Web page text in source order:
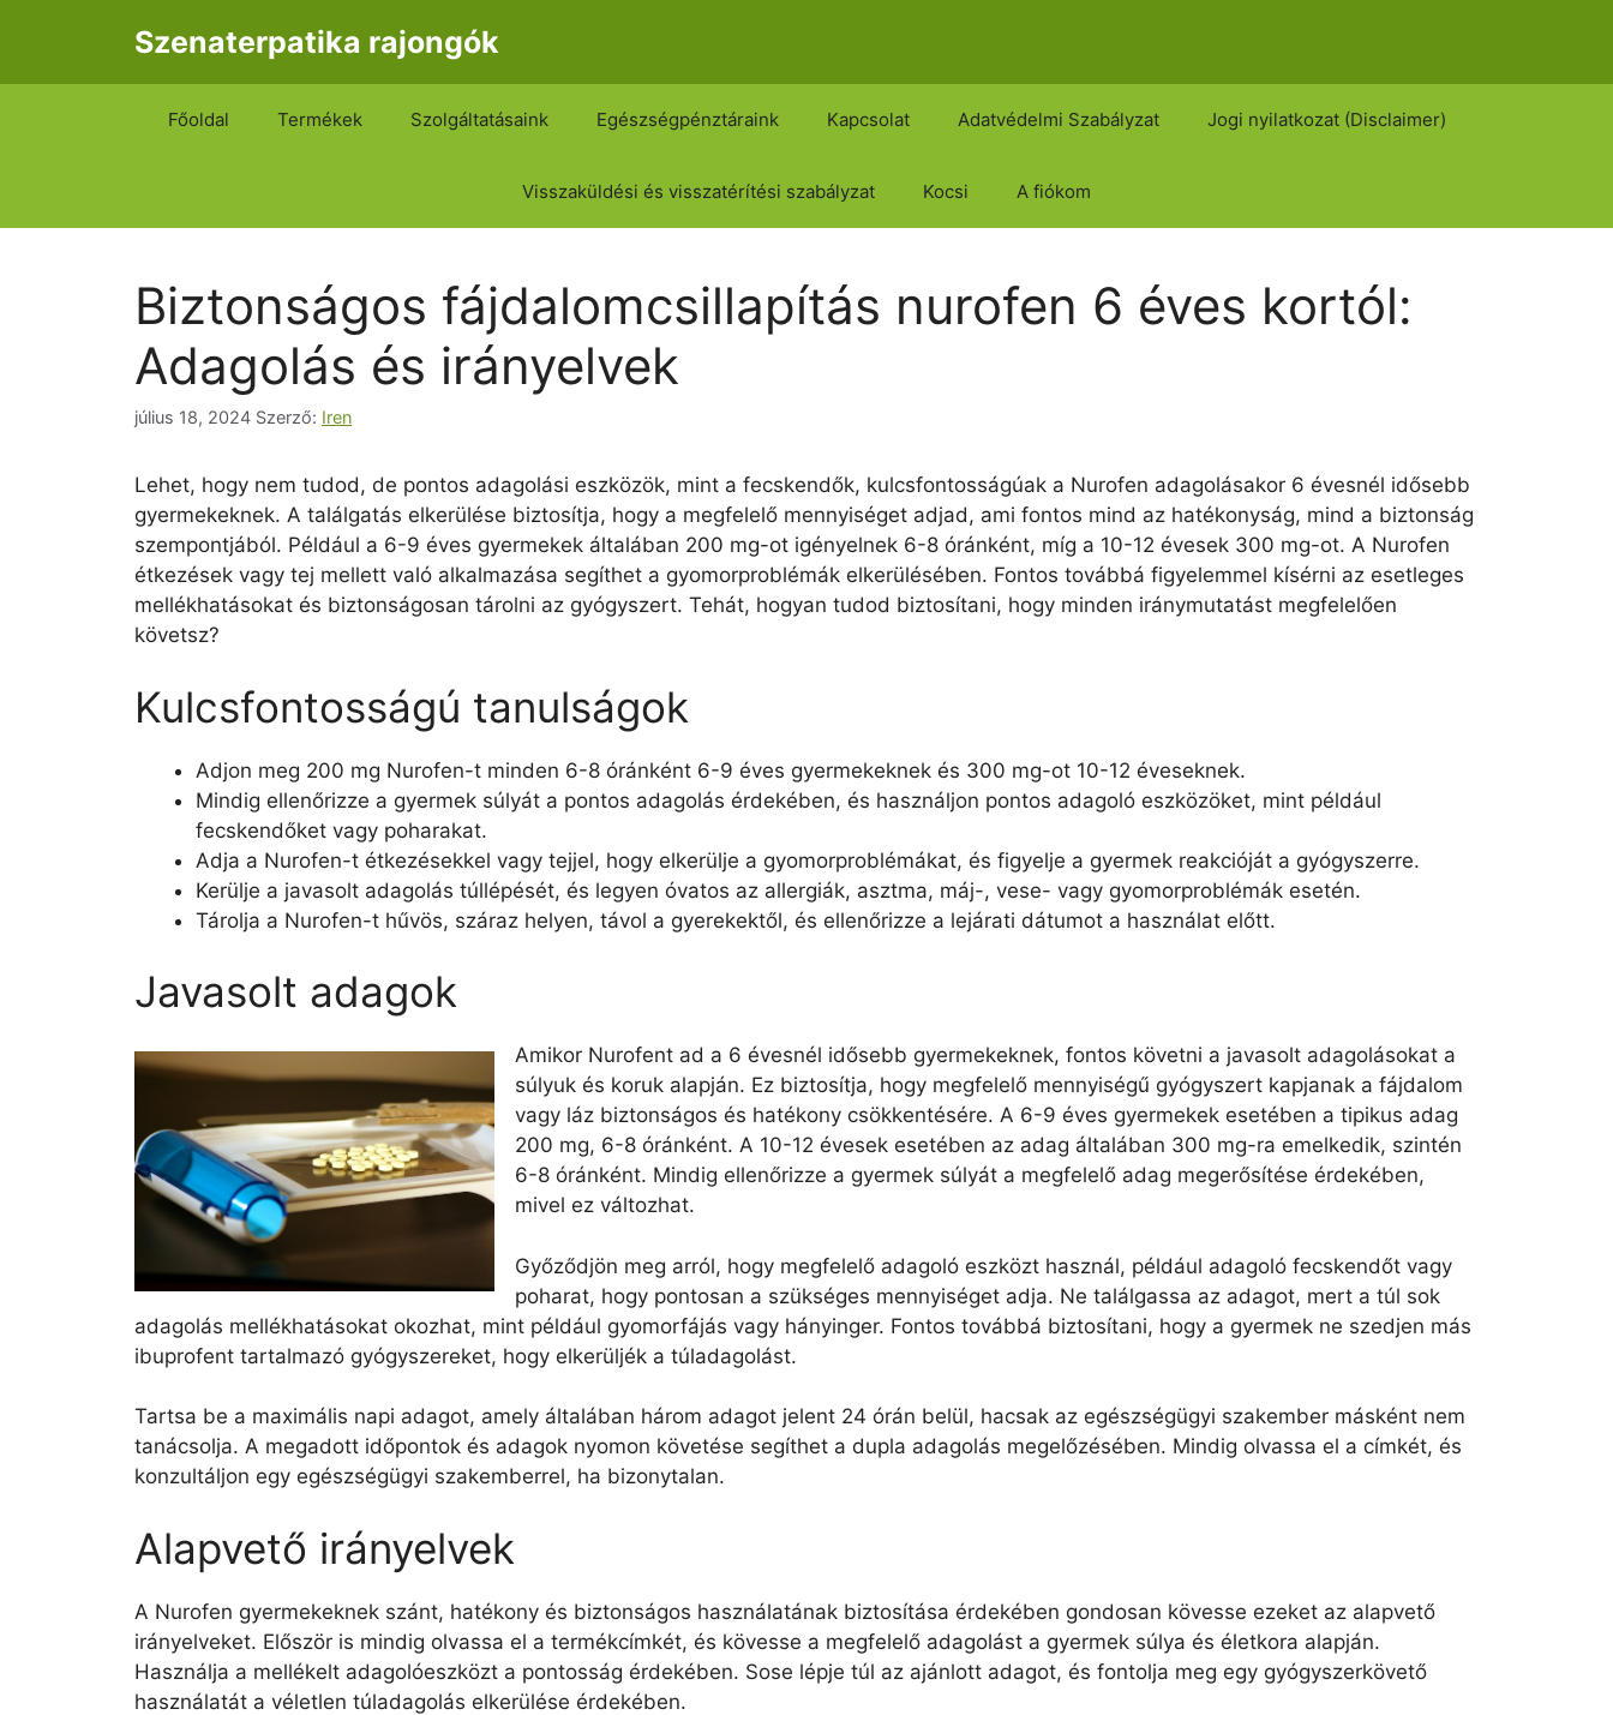
Szenaterpatika rajongók
Főoldal Termékek Szolgáltatásaink Egészségpénztáraink Kapcsolat Adatvédelmi Szabályzat Jogi nyilatkozat (Disclaimer)
Visszaküldési és visszatérítési szabályzat Kocsi A fiókom
Biztonságos fájdalomcsillapítás nurofen 6 éves kortól:
Adagolás és irányelvek
július 18, 2024 Szerző: Iren
Lehet, hogy nem tudod, de pontos adagolási eszközök, mint a fecskendők, kulcsfontosságúak a Nurofen adagolásakor 6 évesnél idősebb
gyermekeknek. A találgatás elkerülése biztosítja, hogy a megfelelő mennyiséget adjad, ami fontos mind az hatékonyság, mind a biztonság
szempontjából. Például a 6-9 éves gyermekek általában 200 mg-ot igényelnek 6-8 óránként, míg a 10-12 évesek 300 mg-ot. A Nurofen
étkezések vagy tej mellett való alkalmazása segíthet a gyomorproblémák elkerülésében. Fontos továbbá figyelemmel kísérni az esetleges
mellékhatásokat és biztonságosan tárolni az gyógyszert. Tehát, hogyan tudod biztosítani, hogy minden iránymutatást megfelelően
követsz?
Kulcsfontosságú tanulságok
Adjon meg 200 mg Nurofen-t minden 6-8 óránként 6-9 éves gyermekeknek és 300 mg-ot 10-12 éveseknek.
Mindig ellenőrizze a gyermek súlyát a pontos adagolás érdekében, és használjon pontos adagoló eszközöket, mint például
fecskendőket vagy poharakat.
Adja a Nurofen-t étkezésekkel vagy tejjel, hogy elkerülje a gyomorproblémákat, és figyelje a gyermek reakcióját a gyógyszerre.
Kerülje a javasolt adagolás túllépését, és legyen óvatos az allergiák, asztma, máj-, vese- vagy gyomorproblémák esetén.
Tárolja a Nurofen-t hűvös, száraz helyen, távol a gyerekektől, és ellenőrizze a lejárati dátumot a használat előtt.
Javasolt adagok
Amikor Nurofent ad a 6 évesnél idősebb gyermekeknek, fontos követni a javasolt adagolásokat a
súlyuk és koruk alapján. Ez biztosítja, hogy megfelelő mennyiségű gyógyszert kapjanak a fájdalom
vagy láz biztonságos és hatékony csökkentésére. A 6-9 éves gyermekek esetében a tipikus adag
200 mg, 6-8 óránként. A 10-12 évesek esetében az adag általában 300 mg-ra emelkedik, szintén
6-8 óránként. Mindig ellenőrizze a gyermek súlyát a megfelelő adag megerősítése érdekében,
mivel ez változhat.
Győződjön meg arról, hogy megfelelő adagoló eszközt használ, például adagoló fecskendőt vagy
poharat, hogy pontosan a szükséges mennyiséget adja. Ne találgassa az adagot, mert a túl sok
adagolás mellékhatásokat okozhat, mint például gyomorfájás vagy hányinger. Fontos továbbá biztosítani, hogy a gyermek ne szedjen más
ibuprofent tartalmazó gyógyszereket, hogy elkerüljék a túladagolást.
Tartsa be a maximális napi adagot, amely általában három adagot jelent 24 órán belül, hacsak az egészségügyi szakember másként nem
tanácsolja. A megadott időpontok és adagok nyomon követése segíthet a dupla adagolás megelőzésében. Mindig olvassa el a címkét, és
konzultáljon egy egészségügyi szakemberrel, ha bizonytalan.
Alapvető irányelvek
A Nurofen gyermekeknek szánt, hatékony és biztonságos használatának biztosítása érdekében gondosan kövesse ezeket az alapvető
irányelveket. Először is mindig olvassa el a termékcímkét, és kövesse a megfelelő adagolást a gyermek súlya és életkora alapján.
Használja a mellékelt adagolóeszközt a pontosság érdekében. Sose lépje túl az ajánlott adagot, és fontolja meg egy gyógyszerkövető
használatát a véletlen túladagolás elkerülése érdekében.